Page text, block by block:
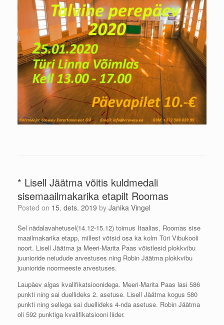
* Lisell Jäätma võitis kuldmedali
sisemaailmakarika etapilt Roomas
Posted on 15. dets. 2019 by Janika Vingel
Sel nädalavahetusel(14.12-15.12) toimus Itaalias, Roomas sise
maailmakarika etapp, millest võtsid osa ka kolm Türi Vibukooli
noort. Lisell Jäätma ja Meeri-Marita Paas võistlesid plokkvibu
juunioride neiudude arvestuses ning Robin Jäätma plokkvibu
juunioride noormeeste arvestuses.
Laupäev algas kvalifikatsioonidega. Meeri-Marita Paas lasi 586
punkti ning sai duellideks 2. asetuse. Lisell Jäätma kogus 580
punkti ning sellega sai duellideks 4-nda asetuse. Robin Jäätma
oli 592 punktiga kvalifikatsiooni liider.